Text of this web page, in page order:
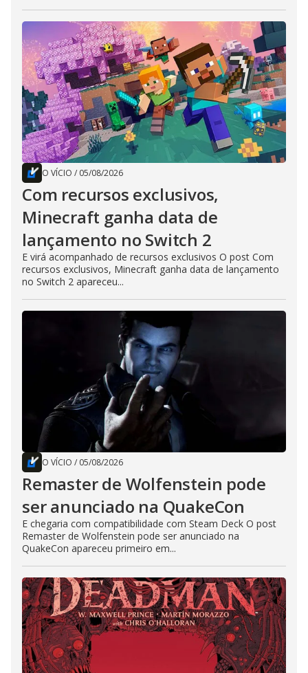
O VÍCIO / 05/08/2026
Com recursos exclusivos,
Minecraft ganha data de
lançamento no Switch 2
E virá acompanhado de recursos exclusivos O post Com
recursos exclusivos, Minecraft ganha data de lançamento
no Switch 2 apareceu...
O VÍCIO / 05/08/2026
Remaster de Wolfenstein pode
ser anunciado na QuakeCon
E chegaria com compatibilidade com Steam Deck O post
Remaster de Wolfenstein pode ser anunciado na
QuakeCon apareceu primeiro em...